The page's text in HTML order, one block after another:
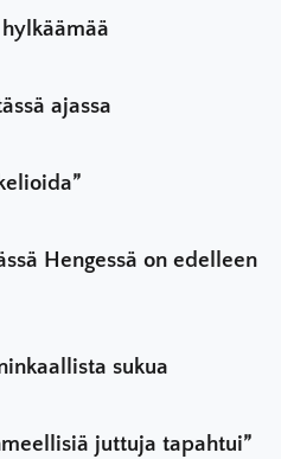
ajassa
Hengessä on edelleen
sukua
juttuja tapahtui”